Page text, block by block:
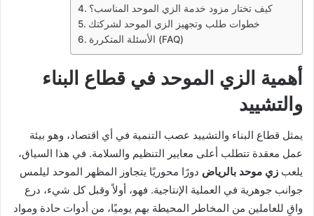
كيف تختار مزود خدمة الزي الموحد المناسب؟
خطوات طلب وتجهيز الزي الموحد لشركتك
الأسئلة المتكررة (FAQ)
أهمية الزي الموحد في قطاع البناء
والتشييد
يمثل قطاع البناء والتشييد عصب التنمية في أي اقتصاد، وهو بيئة
عمل معقدة تتطلب أعلى معايير التنظيم والسلامة. في هذا السياق،
يلعب زي موحد بالرياض دورًا محوريًا يتجاوز المظهر الموحد ليلمس
جوانب جوهرية في العملية الإنتاجية. فهو، أولاً وقبل كل شيء، درع
واقٍ للعاملين من المخاطر المحيطة بهم يوميًا، من أدوات حادة ومواد